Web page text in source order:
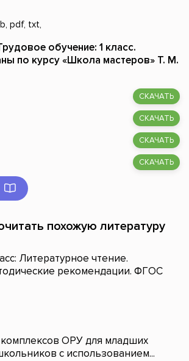
pdf, txt,
обучение: 1 класс.
по курсу «Школа мастеров» Т. М.
СКАЧАТЬ
СКАЧАТЬ
СКАЧАТЬ
СКАЧАТЬ
похожую литературу
Литературное чтение.
рекомендации. ФГОС
комплексов ОРУ для младших
с использованием...